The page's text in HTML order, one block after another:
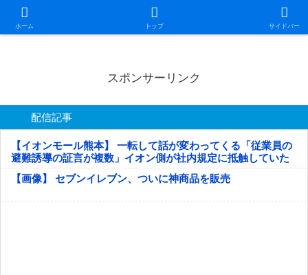
ホーム トップ サイドバー
日本第一！ニュース録
スポンサーリンク
配信記事
【イオンモール熊本】 一転して話が変わってくる「従業員の
避難誘導の証言が複数」イオン側が社内規定に抵触していた
疑い
【画像】 セブンイレブン、ついに神商品を販売